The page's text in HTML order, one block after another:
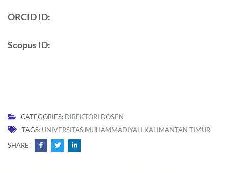
ORCID ID:
Scopus ID:
CATEGORIES: DIREKTORI DOSEN
TAGS: UNIVERSITAS MUHAMMADIYAH KALIMANTAN TIMUR
SHARE: